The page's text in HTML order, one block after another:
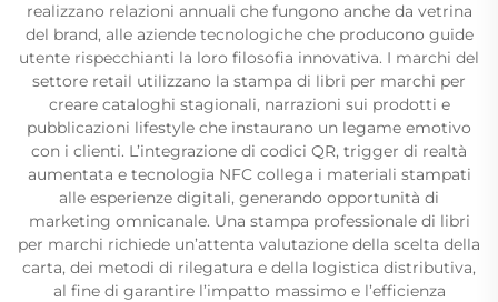
realizzano relazioni annuali che fungono anche da vetrina
del brand, alle aziende tecnologiche che producono guide
utente rispecchianti la loro filosofia innovativa. I marchi del
settore retail utilizzano la stampa di libri per marchi per
creare cataloghi stagionali, narrazioni sui prodotti e
pubblicazioni lifestyle che instaurano un legame emotivo
con i clienti. L’integrazione di codici QR, trigger di realtà
aumentata e tecnologia NFC collega i materiali stampati
alle esperienze digitali, generando opportunità di
marketing omnicanale. Una stampa professionale di libri
per marchi richiede un’attenta valutazione della scelta della
carta, dei metodi di rilegatura e della logistica distributiva,
al fine di garantire l’impatto massimo e l’efficienza